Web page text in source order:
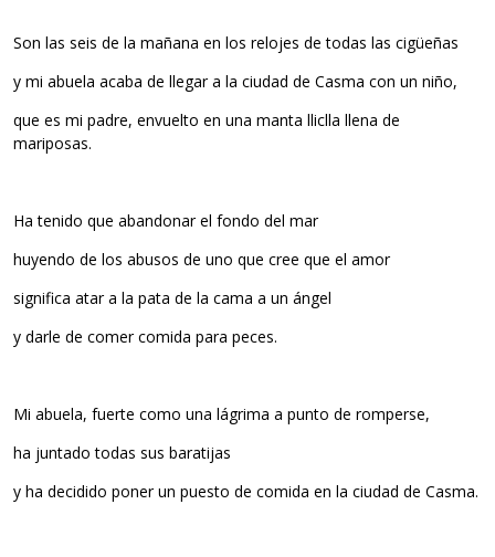
Son las seis de la mañana en los relojes de todas las cigüeñas
y mi abuela acaba de llegar a la ciudad de Casma con un niño,
que es mi padre, envuelto en una manta lliclla llena de
mariposas.
Ha tenido que abandonar el fondo del mar
huyendo de los abusos de uno que cree que el amor
significa atar a la pata de la cama a un ángel
y darle de comer comida para peces.
Mi abuela, fuerte como una lágrima a punto de romperse,
ha juntado todas sus baratijas
y ha decidido poner un puesto de comida en la ciudad de Casma.